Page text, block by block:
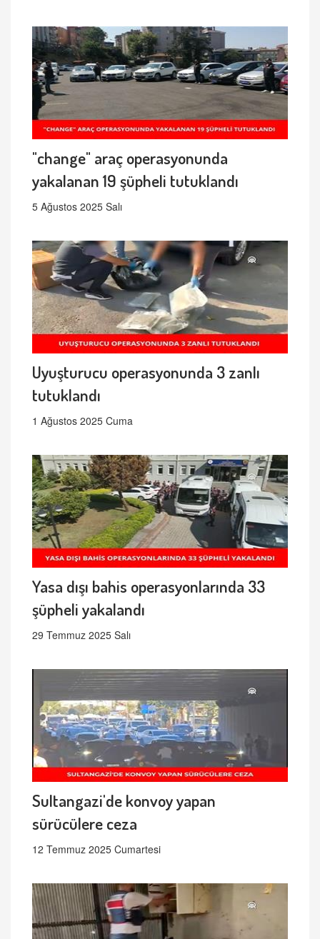
"change" araç operasyonunda
yakalanan 19 şüpheli tutuklandı
5 Ağustos 2025 Salı
Uyuşturucu operasyonunda 3 zanlı
tutuklandı
1 Ağustos 2025 Cuma
Yasa dışı bahis operasyonlarında 33
şüpheli yakalandı
29 Temmuz 2025 Salı
Sultangazi'de konvoy yapan
sürücülere ceza
12 Temmuz 2025 Cumartesi